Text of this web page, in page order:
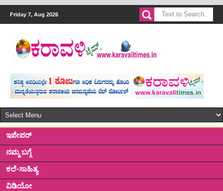
Friday 7, Aug 2026
ಇಪೇಪರ್
ನಮ್ಮ ಬಗ್ಗೆ
ಕಲೆ-ಸಾಹಿತ್ಯ
ವಿಡಿಯೋ